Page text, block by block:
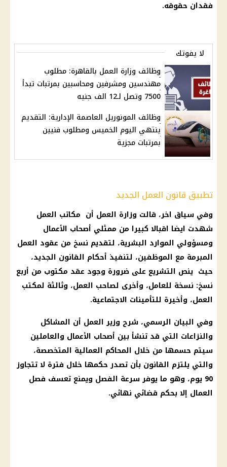
فقدان حقوقه.
لا يفوتك
وظائف وزارة العمل بالقاهرة: مطلوب
مهندسين ومشرفين ومحاسبين بمرتبات تبدأ
7500 وتصل لـ12 الف جنيه
وظائف المونوريل العاصمة الإدارية: التقديم
ينتهي اليوم الخميس ومطلوب فنيين
بمرتبات مجزية
تطبيق قانون العمل الجديد
وفي سياق اخر، قالت وزارة العمل أن مكاتب العمل
شهدت ايضا اقبالا كبيرا من ممثلي أصحاب الأعمال
ومسؤولي الموارد البشرية، لتقديم نسخ من عقود العمل
المبرمة مع الموظفين، لتنفيذ أحكام القانون الجديد،
حيث ينص التشريع على ضرورة وجود عقد مكتوب من أربع
نسخ: نسخة للعامل، وأخرى لصاحب العمل، وثالثة لمكتب
العمل، وأخيرة للتأمينات الاجتماعية.
وفي البيان الرسمي، شرح وزير العمل أن المشاكل
والنزاعات التي قد تنشأ بين أصحاب الأعمال والعاملين
سيتم حسمها من خلال المحاكم العمالية المتخصصة،
والتي يلتزم القانون بأن تصدر حكمها خلال فترة لا تتجاوز
90 يوم، وهو ما يوفر سرعة الفصل ويمنع تعسف فصل
العمال إلا بحكم قضائي نهائي.